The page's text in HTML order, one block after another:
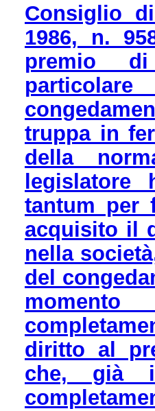
Consiglio
1986, n.
premio
truppa in
della
legislatore
tantum per
acquisito il
nella
del
diritto al
che, già